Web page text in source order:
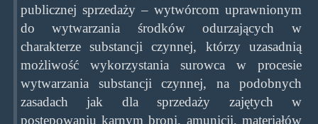
publicznej sprzedaży – wytwórcom uprawnionym
do wytwarzania środków odurzających w
charakterze substancji czynnej, którzy uzasadnią
możliwość wykorzystania surowca w procesie
wytwarzania substancji czynnej, na podobnych
zasadach jak dla sprzedaży zajętych w
postępowaniu karnym broni, amunicji, materiałów